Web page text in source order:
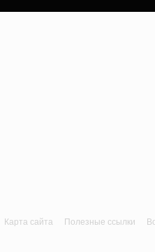
Карта сайта Полезные ссылки